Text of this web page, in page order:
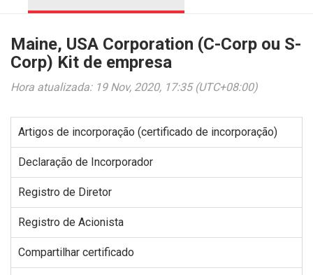
Maine, USA Corporation (C-Corp ou S-
Corp) Kit de empresa
Hora atualizada: 19 Nov, 2020, 17:35 (UTC+08:00)
Artigos de incorporação (certificado de incorporação)
Declaração de Incorporador
Registro de Diretor
Registro de Acionista
Compartilhar certificado